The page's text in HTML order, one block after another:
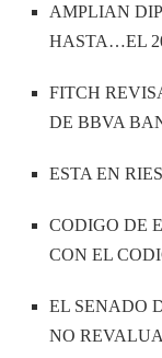
AMPLIAN
HASTA…EL
FITCH
DE BBVA
ESTA EN
CODIGO DE
CON EL
EL SENADO
NO